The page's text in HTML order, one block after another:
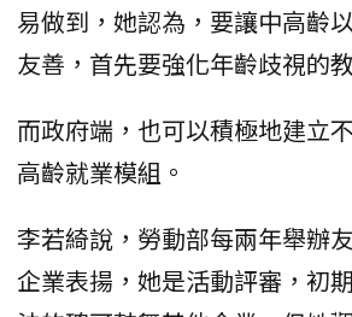
易做到，她認為，要讓中高齡
友善，首先要強化年齡歧視的
而政府端，也可以積極地建立
高齡就業模組。
李若綺說，勞動部每兩年舉辦
企業表揚，她是活動評審，初